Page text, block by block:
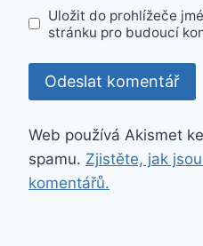
Uložit do prohlížeče
stránku pro budoucí
Web používá Akismet
spamu. Zjistěte, jak
komentářů.